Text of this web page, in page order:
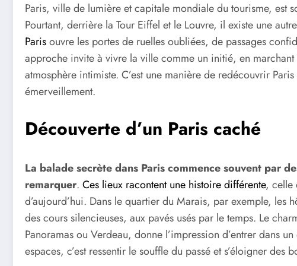
Paris, ville de lumière et capitale mondiale du tourisme, est
Pourtant, derrière la Tour Eiffel et le Louvre, il existe une
Parisouvre les portes de ruelles oubliées, de passages
approche invite à vivre la ville comme un initié, en
atmosphère intimiste. C’est une manière de redécouvrir
émerveillement.
Découverte d’un Paris caché
La balade secrète dans Paris commence souvent par
remarquer. Ces lieux racontent une histoire différente, celle
d’aujourd’hui. Dans le quartier du Marais, par exemple, les
des cours silencieuses, aux pavés usés par le temps. Le
Panoramas ou Verdeau, donne l’impression d’entrer dans
espaces, c’est ressentir le souffle du passé et s’éloigner des